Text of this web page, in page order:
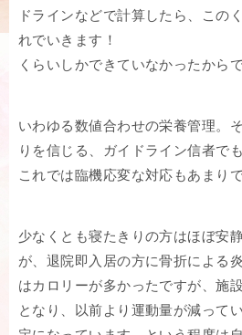
ドラインなどで計算したら、この
れでいきます！
くらいしかできていなかったからで
いわゆる数値合わせの栄養管理。
りを信じる、ガイドライン信者で
これでは臨機応変な対応もあまり
少なくとも寝たきりの方はほぼ安
が、退院即入居の方に骨折による
はカロリーが多かったですが、施
となり、以前より運動量が減って